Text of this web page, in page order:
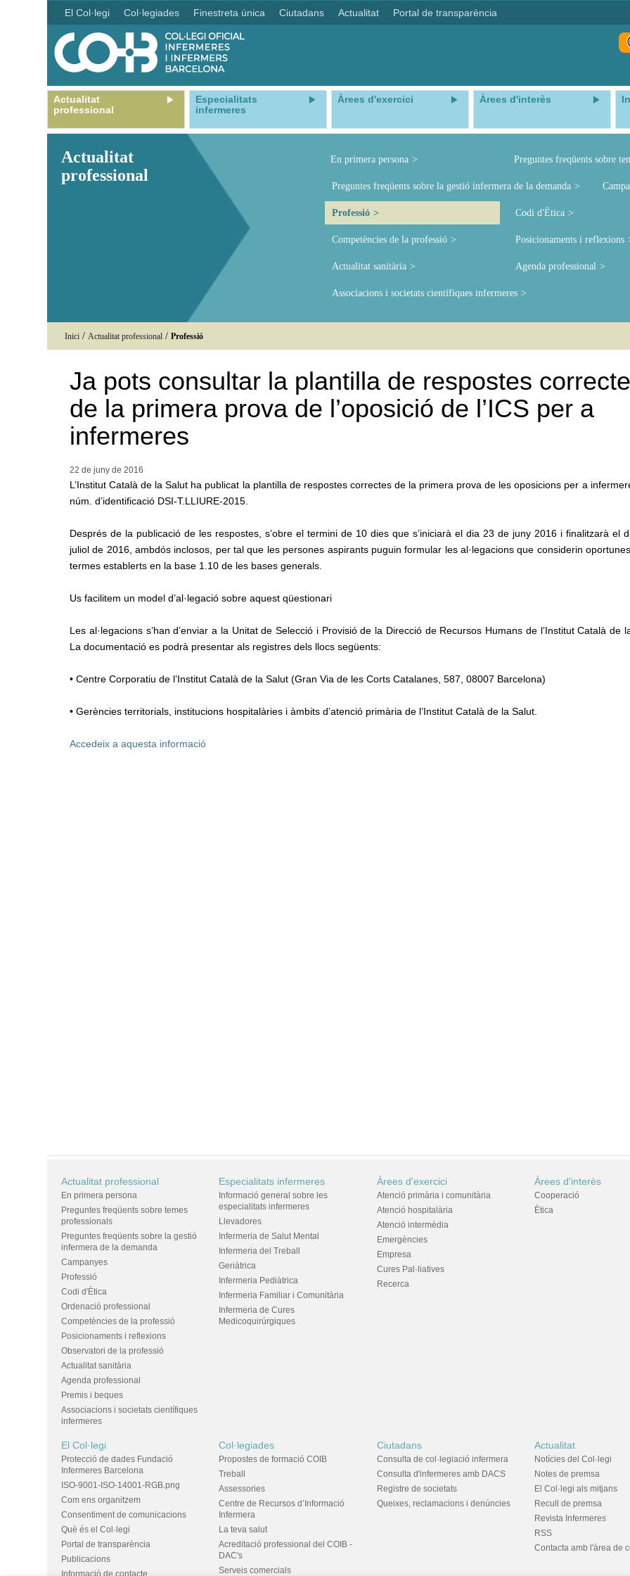
El Col·legi Col·legiades Finestreta única Ciutadans Actualitat Portal de transparència
Actualitat
professional
Especialitats
infermeres
Àrees d'exercici Àrees d'interès
Actualitat
professional
En primera persona Preguntes freqüents sobre
Preguntes freqüents sobre la gestió infermera de la demanda
Professió Codi d'Ètica
Competències de la professió Posicionaments i reflexions
Actualitat sanitària Agenda professional
Associacions i societats científiques infermeres
Inici / Actualitat professional / Professió
Ja pots consultar la plantilla de respostes
de la primera prova de l’oposició de l’ICS per a
infermeres
22 de juny de 2016
L’Institut Català de la Salut ha publicat la plantilla de respostes correctes de la primera prova de les oposicions per a
núm. d’identificació DSI-T.LLIURE-2015.
Després de la publicació de les respostes, s’obre el termini de 10 dies que s’iniciarà el dia 23 de juny 2016 i finalitzarà el
juliol de 2016, ambdós inclosos, per tal que les persones aspirants puguin formular les al·legacions que considerin
termes establerts en la base 1.10 de les bases generals.
Us facilitem un model d’al·legació sobre aquest qüestionari
Les al·legacions s’han d’enviar a la Unitat de Selecció i Provisió de la Direcció de Recursos Humans de l’Institut Català de
La documentació es podrà presentar als registres dels llocs següents:
• Centre Corporatiu de l’Institut Català de la Salut (Gran Via de les Corts Catalanes, 587, 08007 Barcelona)
• Gerències territorials, institucions hospitalàries i àmbits d’atenció primària de l’Institut Català de la Salut.
Accedeix a aquesta informació
Actualitat professional
En primera persona
Preguntes freqüents sobre temes
professionals
Preguntes freqüents sobre la gestió
infermera de la demanda
Campanyes
Professió
Codi d'Ètica
Ordenació professional
Competències de la professió
Posicionaments i reflexions
Observatori de la professió
Actualitat sanitària
Agenda professional
Premis i beques
Associacions i societats científiques
infermeres
Especialitats infermeres
Informació general sobre les
especialitats infermeres
Llevadores
Infermeria de Salut Mental
Infermeria del Treball
Geriàtrica
Infermeria Pediàtrica
Infermeria Familiar i Comunitària
Infermeria de Cures
Medicoquirúrgiques
Àrees d'exercici
Atenció primària i comunitària
Atenció hospitalària
Atenció intermèdia
Emergències
Empresa
Cures Pal·liatives
Recerca
Àrees d'interès
Cooperació
Ètica
El Col·legi
Protecció de dades Fundació
Infermeres Barcelona
ISO-9001-ISO-14001-RGB.png
Com ens organitzem
Consentiment de comunicacions
Què és el Col·legi
Portal de transparència
Publicacions
Informació de contacte
Col·legiades
Propostes de formació COIB
Treball
Assessories
Centre de Recursos d’Informació
Infermera
La teva salut
Acreditació professional del COIB -
DAC's
Serveis comercials
Ciutadans
Consulta de col·legiació infermera
Consulta d'infermeres amb DACS
Registre de societats
Queixes, reclamacions i denúncies
Actualitat
Notícies del Col·legi
Notes de premsa
El Col·legi als mitjans
Recull de premsa
Revista Infermeres
RSS
Contacta amb l'àrea de